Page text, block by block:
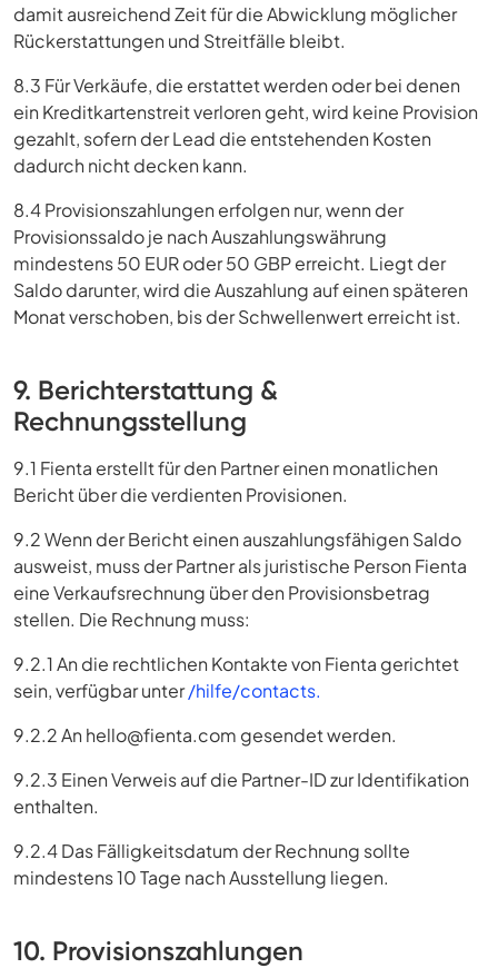
damit ausreichend Zeit für die Abwicklung möglicher
Rückerstattungen und Streitfälle bleibt.
8.3 Für Verkäufe, die erstattet werden oder bei denen
ein Kreditkartenstreit verloren geht, wird keine Provision
gezahlt, sofern der Lead die entstehenden Kosten
dadurch nicht decken kann.
8.4 Provisionszahlungen erfolgen nur, wenn der
Provisionssaldo je nach Auszahlungswährung
mindestens 50 EUR oder 50 GBP erreicht. Liegt der
Saldo darunter, wird die Auszahlung auf einen späteren
Monat verschoben, bis der Schwellenwert erreicht ist.
9. Berichterstattung &
Rechnungsstellung
9.1 Fienta erstellt für den Partner einen monatlichen
Bericht über die verdienten Provisionen.
9.2 Wenn der Bericht einen auszahlungsfähigen Saldo
ausweist, muss der Partner als juristische Person Fienta
eine Verkaufsrechnung über den Provisionsbetrag
stellen. Die Rechnung muss:
9.2.1 An die rechtlichen Kontakte von Fienta gerichtet
sein, verfügbar unter/hilfe/contacts.
9.2.2 An hello@fienta.com gesendet werden.
9.2.3 Einen Verweis auf die Partner-ID zur Identifikation
enthalten.
9.2.4 Das Fälligkeitsdatum der Rechnung sollte
mindestens 10 Tage nach Ausstellung liegen.
10. Provisionszahlungen